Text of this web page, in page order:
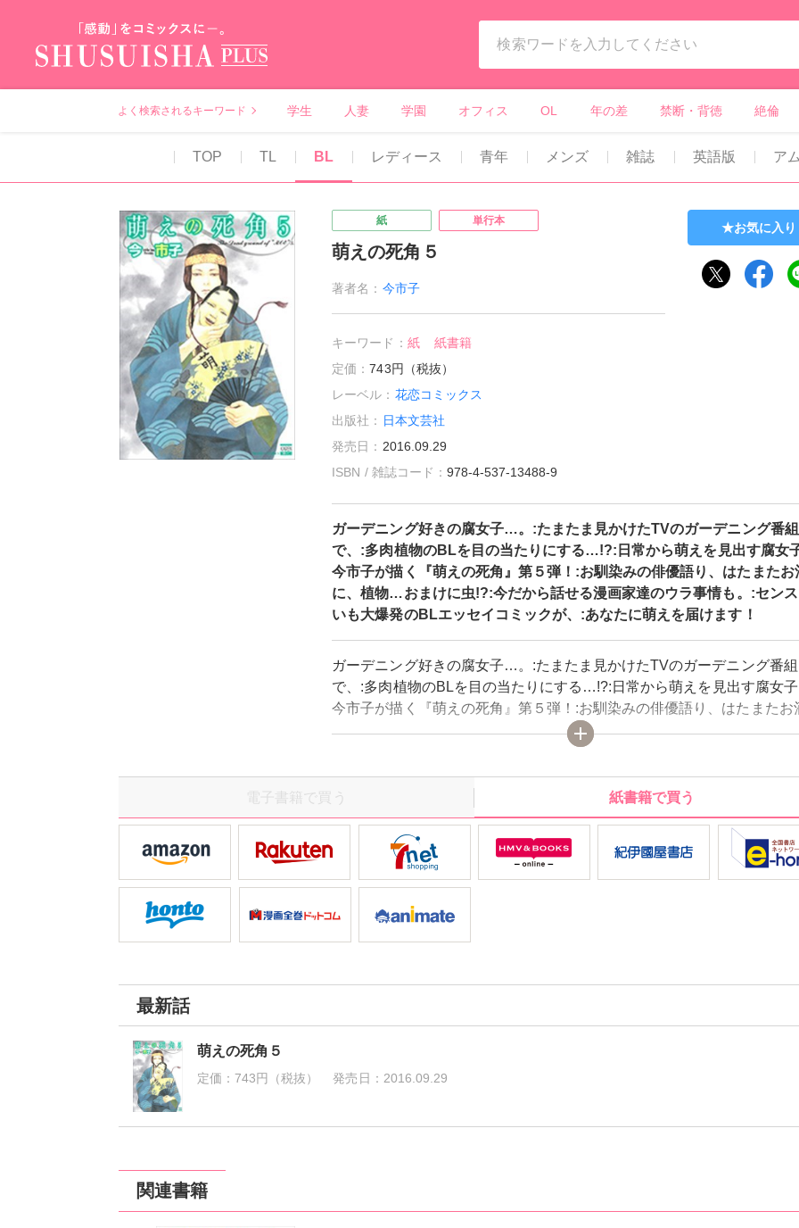
よく検索されるキーワード 学生 人妻 学園 オフィス OL 年の差 禁断・背徳 絶倫
TOP TL BL レディース 青年 メンズ 雑誌 英語版 ア
紙 単行本
萌えの死角５
著者名： 今市子
キーワード： 紙
紙書籍
定価：743円（税抜）
レーベル： 花恋コミックス
出版社： 日本文芸社
発売日： 2016.09.29
ISBN / 雑誌コード： 978-4-537-13488-9
お気に入り
ガーデニング好きの腐女子…。:たまたま見かけたTVのガーデニング番組
で、:多肉植物のBLを目の当たりにする…!?:日常から萌えを見出す腐女
今市子が描く『萌えの死角』第５弾！:お馴染みの俳優語り、はたまたお
に、植物…おまけに虫!?:今だから話せる漫画家達のウラ事情も。:セン
いも大爆発のBLエッセイコミックが、:あなたに萌えを届けます！
ガーデニング好きの腐女子…。:たまたま見かけたTVのガーデニング番組
で、:多肉植物のBLを目の当たりにする…!?:日常から萌えを見出す腐女
今市子が描く『萌えの死角』第５弾！:お馴染みの俳優語り、はたまたお
に、植物…おまけに虫!?:今だから話せる漫画家達のウラ事情も。:センス
いも大爆発のBLエッセイコミックが、:あなたに萌えを届けます！
電子書籍で買う 紙書籍で買う
最新話
萌えの死角５
定価：743円（税抜） 発売日： 2016.09.29
関連書籍